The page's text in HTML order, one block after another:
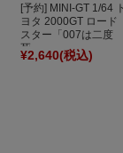
[予約] MINI-GT 1/64 ト
ヨタ 2000GT ロード
スター「007は二度
死...
¥2,640(税込)